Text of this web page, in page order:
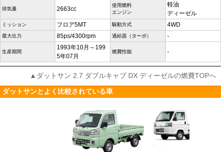
排気量 2663cc
使用燃料
エンジン
軽油
ディーゼル
ミッション フロア5MT 駆動方式 4WD
最大出力 85ps/4300rpm 過給器（ターボ） -
生産期間
1993年10月～199
5年07月
燃費性能 -
▲ダットサン 2.7 ダブルキャブ DX ディーゼルの燃費TOPへ
ダットサンとよく比較されている車